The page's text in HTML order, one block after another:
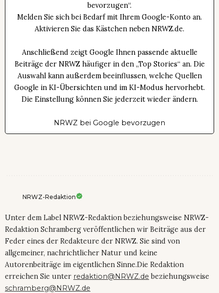
bevorzugen“.
Melden Sie sich bei Bedarf mit Ihrem Google-Konto an.
Aktivieren Sie das Kästchen neben NRWZ.de.
Anschließend zeigt Google Ihnen passende aktuelle
Beiträge der NRWZ häufiger in den „Top Stories“ an. Die
Auswahl kann außerdem beeinflussen, welche Quellen
Google in KI-Übersichten und im KI-Modus hervorhebt.
Die Einstellung können Sie jederzeit wieder ändern.
NRWZ bei Google bevorzugen
NRWZ-Redaktion
Unter dem Label NRWZ-Redaktion beziehungsweise NRWZ-
Redaktion Schramberg veröffentlichen wir Beiträge aus der
Feder eines der Redakteure der NRWZ. Sie sind von
allgemeiner, nachrichtlicher Natur und keine
Autorenbeiträge im eigentlichen Sinne.Die Redaktion
erreichen Sie unter redaktion@NRWZ.de beziehungsweise
schramberg@NRWZ.de